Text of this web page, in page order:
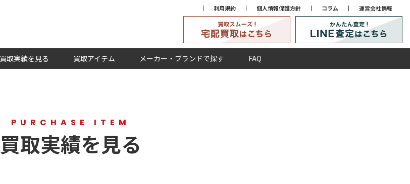
利用規約 個人情報保護方針 コラム 運営会社情報
買取実績を見る 買取アイテム メーカー・ブランドで探す FAQ
PURCHASE ITEM
買取実績を見る